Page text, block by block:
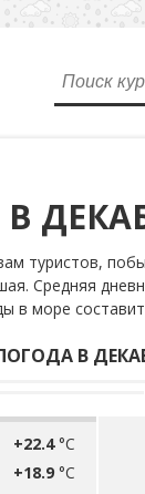
туристов,
Средняя
в море составит
В
+22.4°C
+18.9 °C